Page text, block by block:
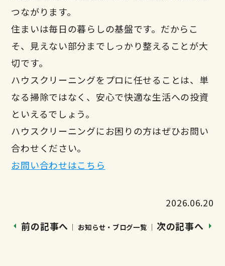
つながります。
住まいは毎日の暮らしの基盤です。だからこ
そ、見えない部分までしっかり整えることが大
切です。
ハウスクリーニングをプロに任せることは、単
なる掃除ではなく、安心で快適な生活への投資
といえるでしょう。
ハウスクリーニングにお困りの方はぜひお問い
合わせください。
お問い合わせはこちら
2026.06.20
前の記事へ
次の記事へ
│ お知らせ・ブログ一覧 │